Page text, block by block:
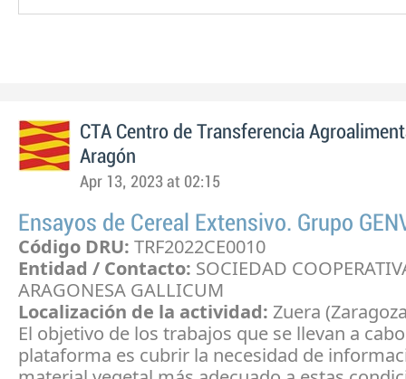
CTA Centro de Transferencia
Aragón
Apr 13, 2023 at 02:15
Ensayos de Cereal Extensivo. Grupo
Código DRU: TRF2022CE0010
Entidad / Contacto: SOCIEDAD
ARAGONESA GALLICUM
Localización de la actividad: Zuera
El objetivo de los trabajos que se llevan a
plataforma es cubrir la necesidad de